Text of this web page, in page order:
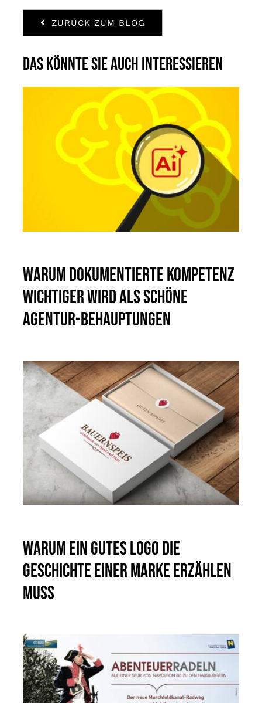
ZURÜCK ZUM BLOG
Das könnte Sie auch interessieren
Warum dokumentierte Kompetenz
wichtiger wird als schöne
Agentur-Behauptungen
Warum ein gutes Logo die
Geschichte einer Marke erzählen
muss